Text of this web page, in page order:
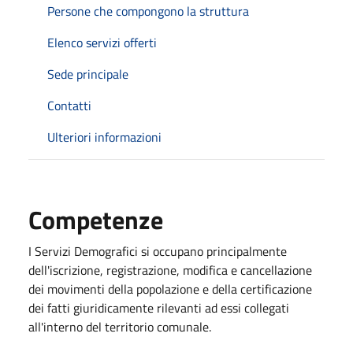
Persone che compongono la struttura
Elenco servizi offerti
Sede principale
Contatti
Ulteriori informazioni
Competenze
I Servizi Demografici si occupano principalmente
dell'iscrizione, registrazione, modifica e cancellazione
dei movimenti della popolazione e della certificazione
dei fatti giuridicamente rilevanti ad essi collegati
all'interno del territorio comunale.